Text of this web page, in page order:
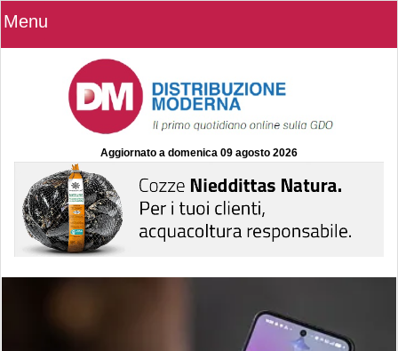
Menu
Aggiornato a domenica 09 agosto 2026